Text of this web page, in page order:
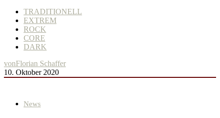
TRADITIONELL
EXTREM
ROCK
CORE
DARK
vonFlorian Schaffer
10. Oktober 2020
News